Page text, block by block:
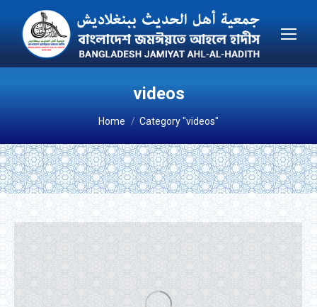
videos
You are here:
Home Category "videos"